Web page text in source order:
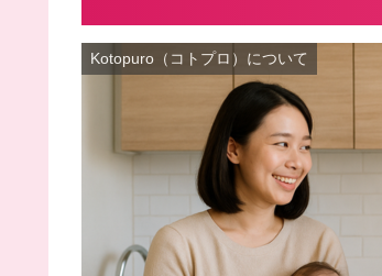
Kotopuro（コトプロ）について